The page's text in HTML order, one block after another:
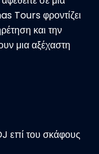
Tours φροντίζει
και την
μια αξέχαστη
επί του σκάφους